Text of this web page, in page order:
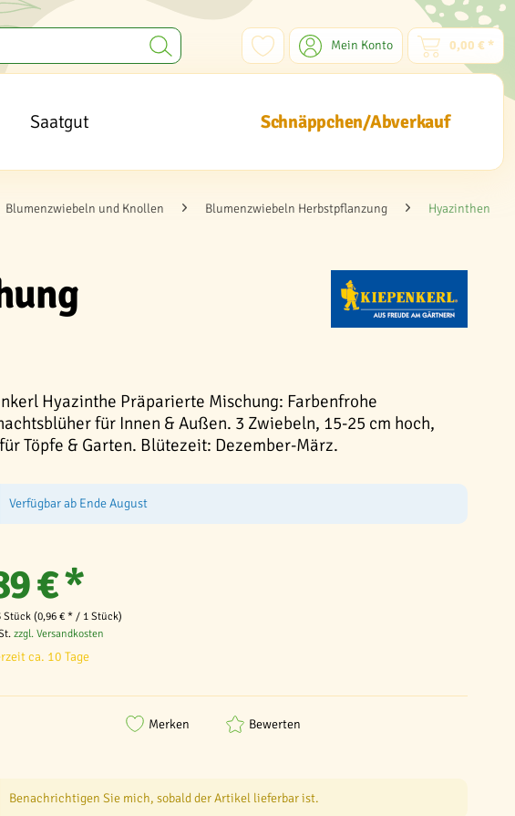
Mein Konto 0,00 € *
Saatgut Schnäppchen/Abverkauf
Blumenzwiebeln und Knollen Blumenzwiebeln Herbstpflanzung Hyazinthen
Hyazinthe Präparierte Mischung: Farbenfrohe
für Innen & Außen. 3 Zwiebeln, 15-25 cm hoch,
Töpfe & Garten. Blütezeit: Dezember-März.
Verfügbar ab Ende August
Benachrichtigen Sie mich, sobald der Artikel lieferbar ist.
€ *
Stück (0,96 € * / 1 Stück)
zzgl. Versandkosten
ca. 10 Tage
Merken Bewerten